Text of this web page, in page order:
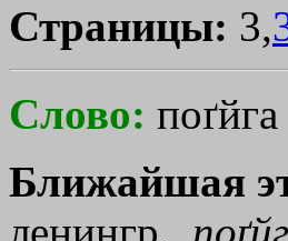
Страницы: 3,
Слово: поґйга
Ближайшая
ленингр.,